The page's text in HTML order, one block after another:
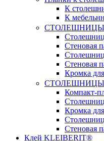
К
К
СТОЛЕШНИЦЫ
Стеновая
Стеновая
Кромка
СТОЛЕШНИЦЫ
Компакт-
Кромка
Стеновая
Клей KLEIBERIT®